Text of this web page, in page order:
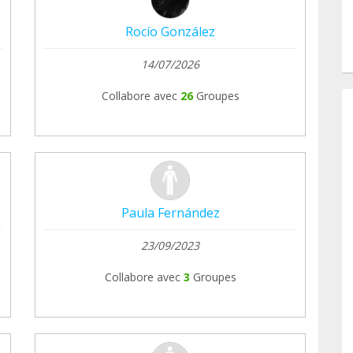
Rocío González
14/07/2026
Collabore avec 26 Groupes
Paula Fernández
23/09/2023
Collabore avec 3 Groupes